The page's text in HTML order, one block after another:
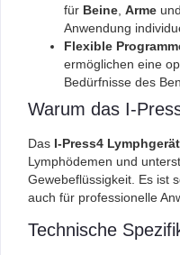
für Beine Arme
Anwendung
Flexible
ermöglichen eine
Bedürfnisse des
Warum das I-
Das I-Press4 Lymphgerät
Lymphödemen und
Gewebeflüssigkeit. Es ist
auch für professionelle
Technische